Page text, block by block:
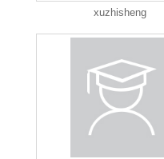
xuzhisheng